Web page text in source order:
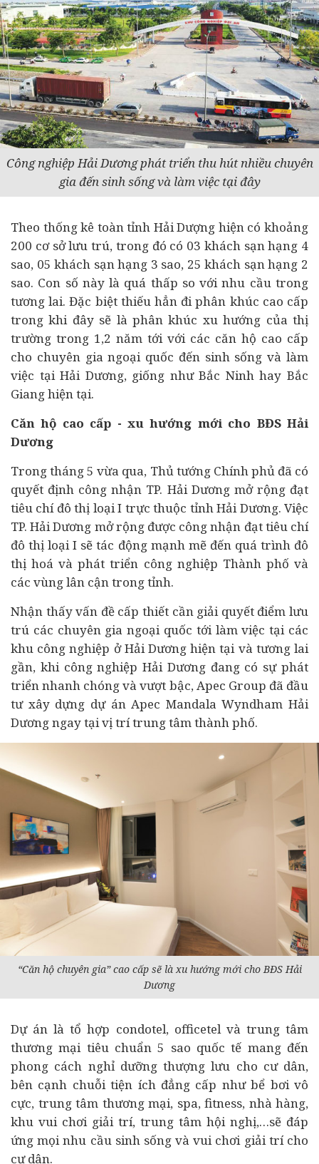
Công nghiệp Hải Dương phát triển thu hút nhiều chuyên
gia đến sinh sống và làm việc tại đây
Theo thống kê toàn tỉnh Hải Dượng hiện có khoảng
200 cơ sở lưu trú, trong đó có 03 khách sạn hạng 4
sao, 05 khách sạn hạng 3 sao, 25 khách sạn hạng 2
sao. Con số này là quá thấp so với nhu cầu trong
tương lai. Đặc biệt thiếu hẳn đi phân khúc cao cấp
trong khi đây sẽ là phân khúc xu hướng của thị
trường trong 1,2 năm tới với các căn hộ cao cấp
cho chuyên gia ngoại quốc đến sinh sống và làm
việc tại Hải Dương, giống như Bắc Ninh hay Bắc
Giang hiện tại.
Căn hộ cao cấp - xu hướng mới cho BĐS Hải
Dương
Trong tháng 5 vừa qua, Thủ tướng Chính phủ đã có
quyết định công nhận TP. Hải Dương mở rộng đạt
tiêu chí đô thị loại I trực thuộc tỉnh Hải Dương. Việc
TP. Hải Dương mở rộng được công nhận đạt tiêu chí
đô thị loại I sẽ tác động mạnh mẽ đến quá trình đô
thị hoá và phát triển công nghiệp Thành phố và
các vùng lân cận trong tỉnh.
Nhận thấy vấn đề cấp thiết cần giải quyết điểm lưu
trú các chuyên gia ngoại quốc tới làm việc tại các
khu công nghiệp ở Hải Dương hiện tại và tương lai
gần, khi công nghiệp Hải Dương đang có sự phát
triển nhanh chóng và vượt bậc, Apec Group đã đầu
tư xây dựng dự ánApec Mandala Wyndham Hải
Dương ngay tại vị trí trung tâm thành phố.
“Căn hộ chuyên gia” cao cấp sẽ là xu hướng mới cho BĐS Hải
Dương
Dự án là tổ hợp condotel, officetel và trung tâm
thương mại tiêu chuẩn 5 sao quốc tế mang đến
phong cách nghỉ dưỡng thượng lưu cho cư dân,
bên cạnh chuỗi tiện ích đẳng cấp như bể bơi vô
cực, trung tâm thương mại, spa, fitness, nhà hàng,
khu vui chơi giải trí, trung tâm hội nghị,…sẽ đáp
ứng mọi nhu cầu sinh sống và vui chơi giải trí cho
cư dân.